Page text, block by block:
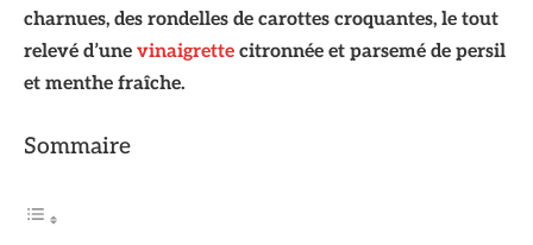
charnues, des rondelles de carottes croquantes, le tout
relevé d’une vinaigrette citronnée et parsemé de persil
et menthe fraîche.
Sommaire